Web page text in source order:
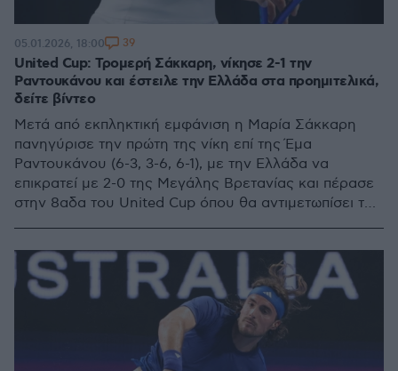
United Cup: Τρομερή Σάκκαρη, νίκησε 2-1 την
Ραντουκάνου και έστειλε την Ελλάδα στα προημιτελικά,
δείτε βίντεο
Μετά από εκπληκτική εμφάνιση η Μαρία Σάκκαρη
πανηγύρισε την πρώτη της νίκη επί της Έμα
Ραντουκάνου (6-3, 3-6, 6-1), με την Ελλάδα να
επικρατεί με 2-0 της Μεγάλης Βρετανίας και πέρασε
στην 8αδα του United Cup όπου θα αντιμετωπίσει την
05.01.2026, 18:00 39